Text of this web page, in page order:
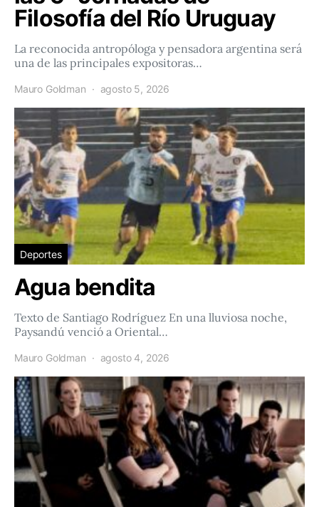
Filosofía del Río Uruguay
La reconocida antropóloga y pensadora argentina será
una de las principales expositoras…
Mauro Goldman agosto 5, 2026
Deportes
Agua bendita
Texto de Santiago Rodríguez En una lluviosa noche,
Paysandú venció a Oriental…
Mauro Goldman agosto 4, 2026